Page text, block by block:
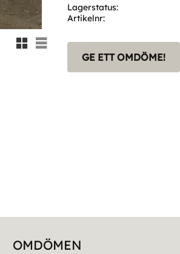
Rutnätsvy
Listvy
Lagerstatus
Artikelnr
GE ETT OMDÖME!
OMDÖMEN